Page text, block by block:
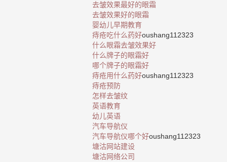
去皱效果最好的眼霜
去皱效果好的眼霜
婴幼儿早期教育
痔疮吃什么药好oushang112323
什么眼霜去皱效果好
什么牌子的眼霜好
哪个牌子的眼霜好
痔疮用什么药好oushang112323
痔疮预防
怎样去皱纹
英语教育
幼儿英语
汽车导航仪
汽车导航仪哪个好oushang112323
塘沽网站建设
塘沽网络公司